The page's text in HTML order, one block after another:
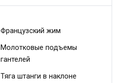
Французский жим
Молотковые подъемы
гантелей
Тяга штанги в наклоне